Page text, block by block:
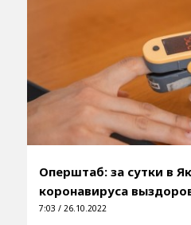
Оперштаб: за сутки в
коронавируса
7:03 / 26.10.2022